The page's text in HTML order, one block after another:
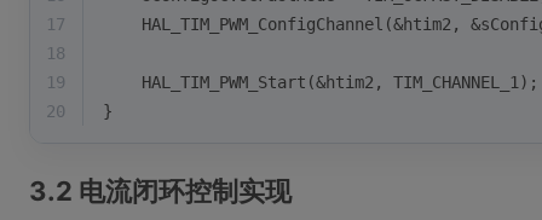
17
HAL_TIM_PWM_ConfigChannel(&htim2,
18
19
    HAL_TIM_PWM_Start(&htim2, TIM_CHANNEL_1);
20
}
3.2 电流闭环控制实现